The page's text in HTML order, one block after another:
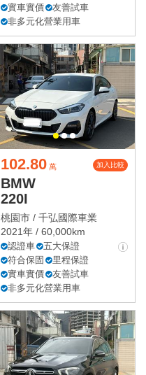
實車實價
友善試車
非多元化營業用車
102.80 萬 加入比較
BMW
220I
桃園市 / 千弘國際車業
2021年 / 60,000km
認證車
五大保證
符合保固
里程保證
實車實價
友善試車
非多元化營業用車